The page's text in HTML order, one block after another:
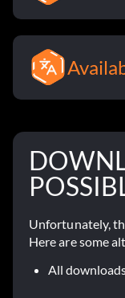
Unfortunately,
Here are some
All